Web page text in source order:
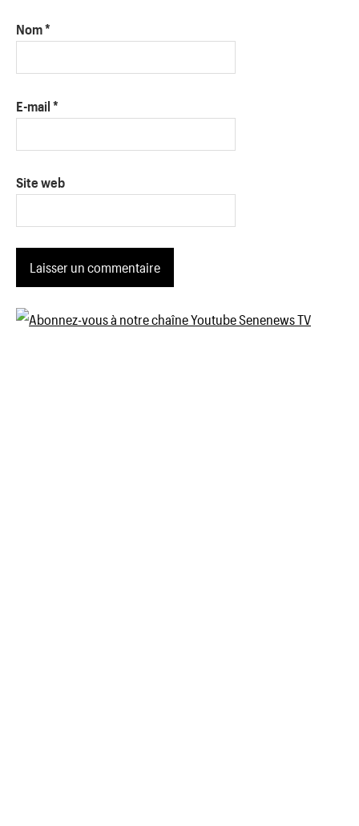
Nom*
E-mail *
Site web